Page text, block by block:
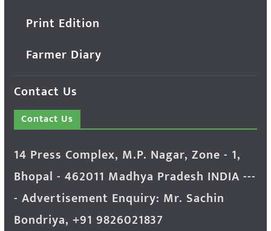
Print Edition
Farmer Diary
Contact Us
Contact Us
14 Press Complex, M.P. Nagar, Zone - 1,
Bhopal - 462011 Madhya Pradesh INDIA ---
- Advertisement Enquiry: Mr. Sachin
Bondriya, +91 9826021837